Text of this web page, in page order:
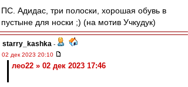
ПС. Адидас, три полоски, хорошая обувь в
пустыне для носки ;) (на мотив Учкудук)
starry_kashka -
02 дек 2023 20:10
лео22 » 02 дек 2023 17:46